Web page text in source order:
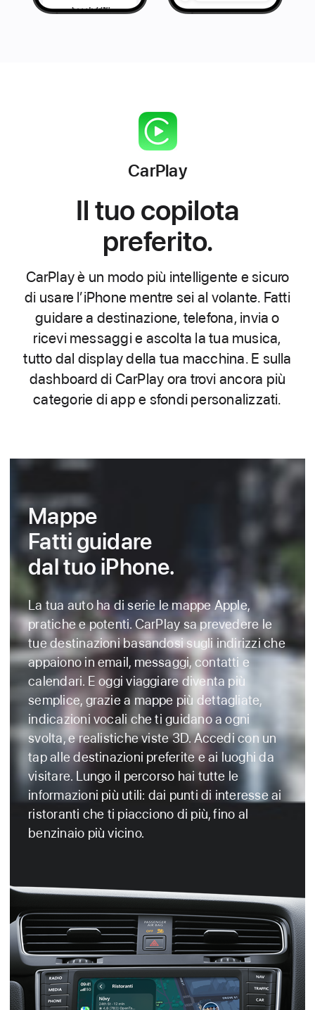
CarPlay
Il tuo copilota
preferito.
CarPlay è un modo più intelligente e sicuro
di usare l’iPhone mentre sei al volante. Fatti
guidare a destinazione, telefona, invia o
ricevi messaggi e ascolta la tua musica,
tutto dal display della tua macchina. E sulla
dashboard di CarPlay ora trovi ancora più
categorie di app e sfondi personalizzati.
Mappe
Fatti guidare
dal tuo iPhone.
La tua auto ha di serie le mappe Apple,
pratiche e potenti. CarPlay sa prevedere le
tue destinazioni basandosi sugli indirizzi che
appaiono in email, messaggi, contatti e
calendari. E oggi viaggiare diventa più
semplice, grazie a mappe più dettagliate,
indicazioni vocali che ti guidano a ogni
svolta, e realistiche viste 3D. Accedi con un
tap alle destinazioni preferite e ai luoghi da
visitare. Lungo il percorso hai tutte le
informazioni più utili: dai punti di interesse ai
ristoranti che ti piacciono di più, fino al
benzinaio più vicino.